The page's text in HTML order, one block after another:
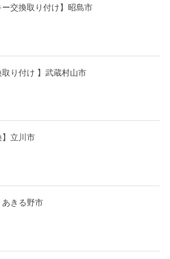
ー交換取り付け】昭島市
取り付け 】武蔵村山市
】立川市
あきる野市